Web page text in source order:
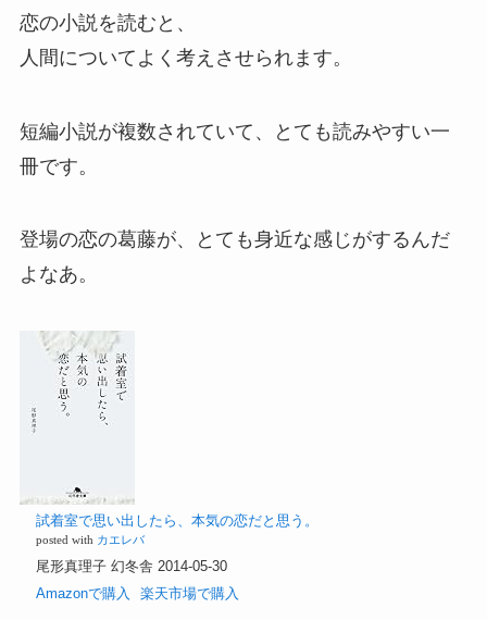
恋の小説を読むと、
人間についてよく考えさせられます。
短編小説が複数されていて、とても読みやすい一
冊です。
登場の恋の葛藤が、とても身近な感じがするんだ
よなあ。
試着室で思い出したら、本気の恋だと思う。
posted with カエレバ
尾形真理子 幻冬舎 2014-05-30
Amazonで購入
楽天市場で購入